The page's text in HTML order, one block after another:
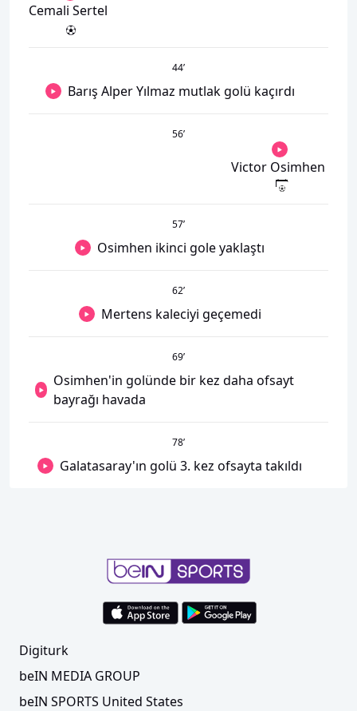
Cemali Sertel
44’
Barış Alper Yılmaz mutlak golü kaçırdı
56’
Victor Osimhen
57’
Osimhen ikinci gole yaklaştı
62’
Mertens kaleciyi geçemedi
69’
Osimhen'in golünde bir kez daha ofsayt
bayrağı havada
78’
Galatasaray'ın golü 3. kez ofsayta takıldı
Digiturk
beIN MEDIA GROUP
beIN SPORTS United States